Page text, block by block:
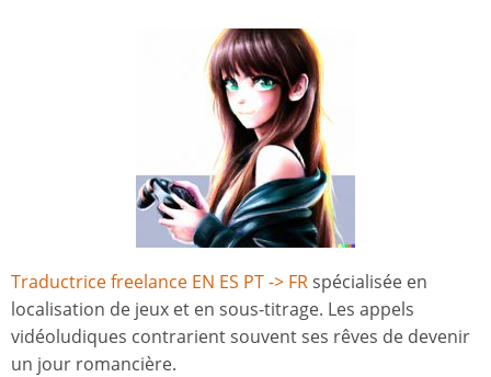
Traductrice freelance EN ES PT -> FRspécialisée en
localisation de jeux et en sous-titrage. Les appels
vidéoludiques contrarient souvent ses rêves de devenir
un jour romancière.